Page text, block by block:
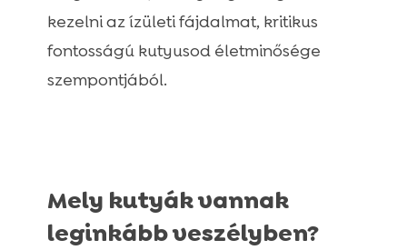
kezelni az ízületi fájdalmat, kritikus
fontosságú kutyusod életminősége
szempontjából.
Mely kutyák vannak
leginkább veszélyben?